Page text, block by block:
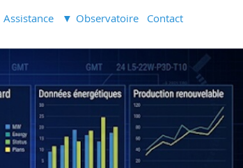
Assistance Observatoire Contact